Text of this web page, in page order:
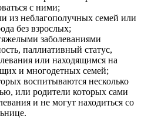
с ними;
из неблагополучных семей или
без взрослых;
заболеваниями
паллиативный статус,
или находящимся на
и многодетных семей;
воспитываются несколько
или родители которых сами
и не могут находиться со